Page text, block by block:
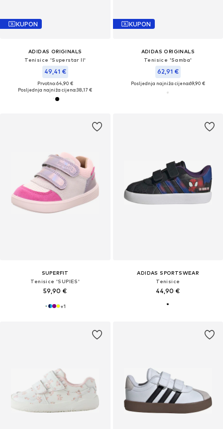
KUPON
ADIDAS ORIGINALS
Tenisice 'Superstar II'
49,41 €
Prvotno: 64,90 €
Posljednja najniža cijena:38,17 €
KUPON
ADIDAS ORIGINALS
Tenisice 'Samba'
62,91 €
Posljednja najniža cijena:69,90 €
SUPERFIT
Tenisice 'SUPIES'
59,90 €
+1
ADIDAS SPORTSWEAR
Tenisice
44,90 €